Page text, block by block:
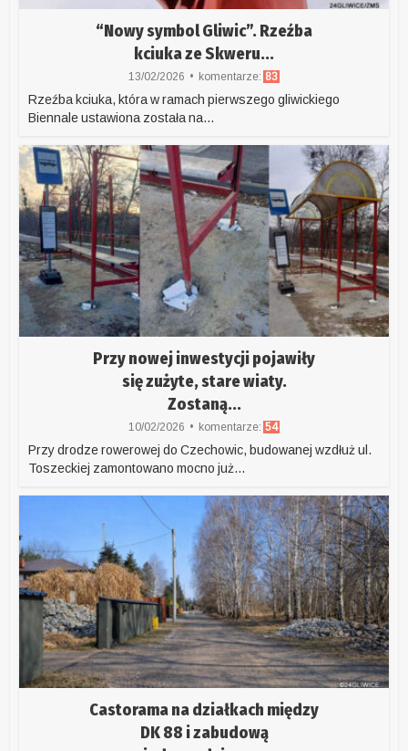
“Nowy symbol Gliwic”. Rzeźba
kciuka ze Skweru...
13/02/2026 komentarze: 83
Rzeźba kciuka, która w ramach pierwszego gliwickiego
Biennale ustawiona została na...
Przy nowej inwestycji pojawiły
się zużyte, stare wiaty.
Zostaną...
10/02/2026 komentarze: 54
Przy drodze rowerowej do Czechowic, budowanej wzdłuż ul.
Toszeckiej zamontowano mocno już...
Castorama na działkach między
DK 88 i zabudową